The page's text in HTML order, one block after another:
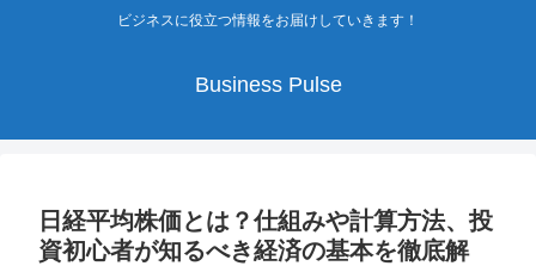
ビジネスに役立つ情報をお届けしていきます！
Business Pulse
日経平均株価とは？仕組みや計算方法、投
資初心者が知るべき経済の基本を徹底解